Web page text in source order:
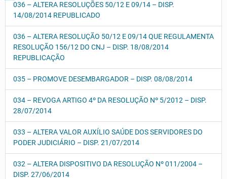
036 – ALTERA RESOLUÇÕES 50/12 E 09/14 – DISP.
14/08/2014 REPUBLICADO
036 – ALTERA RESOLUÇÃO 50/12 E 09/14 QUE REGULAMENTA
RESOLUÇÃO 156/12 DO CNJ – DISP. 18/08/2014
REPUBLICAÇÃO
035 – PROMOVE DESEMBARGADOR – DISP. 08/08/2014
034 – REVOGA ARTIGO 4º DA RESOLUÇÃO Nº 5/2012 – DISP.
28/07/2014
033 – ALTERA VALOR AUXÍLIO SAÚDE DOS SERVIDORES DO
PODER JUDICIÁRIO – DISP. 21/07/2014
032 – ALTERA DISPOSITIVO DA RESOLUÇÃO Nº 011/2004 –
DISP. 27/06/2014